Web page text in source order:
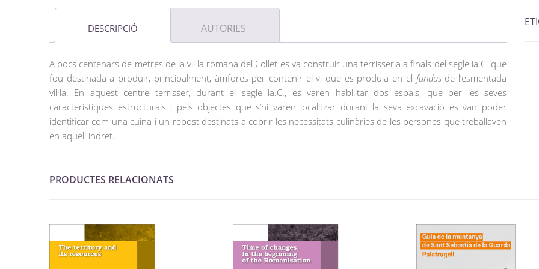
DESCRIPCIÓ AUTORIES
A pocs centenars de metres de la vil·la romana del Collet es va construir una terrisseria a finals del segle ia.C. que
fou destinada a produir, principalment, àmfores per contenir el vi que es produïa en el fundus de l’esmentada
vil·la. En aquest centre terrisser, durant el segle ia.C., es varen habilitar dos espais, que per les seves
característiques estructurals i pels objectes que s’hi varen localitzar durant la seva excavació es van poder
identificar com una cuina i un rebost destinats a cobrir les necessitats culinàries de les persones que treballaven
en aquell indret.
PRODUCTES RELACIONATS